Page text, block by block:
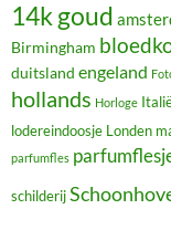
14k goud
Birmingham
duitsland engeland
hollands Horloge
lodereindoosje Londen
parfumfles
schilderij